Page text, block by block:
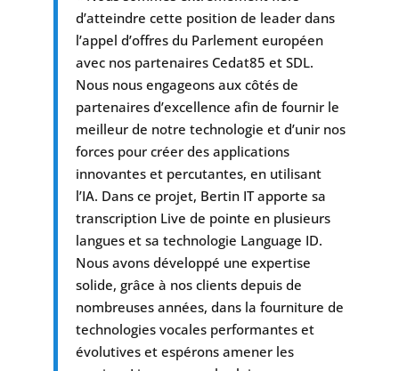
d’atteindre cette position de leader dans
l’appel d’offres du Parlement européen
avec nos partenaires Cedat85 et SDL.
Nous nous engageons aux côtés de
partenaires d’excellence afin de fournir le
meilleur de notre technologie et d’unir nos
forces pour créer des applications
innovantes et percutantes, en utilisant
l’IA. Dans ce projet, Bertin IT apporte sa
transcription Live de pointe en plusieurs
langues et sa technologie Language ID.
Nous avons développé une expertise
solide, grâce à nos clients depuis de
nombreuses années, dans la fourniture de
technologies vocales performantes et
évolutives et espérons amener les